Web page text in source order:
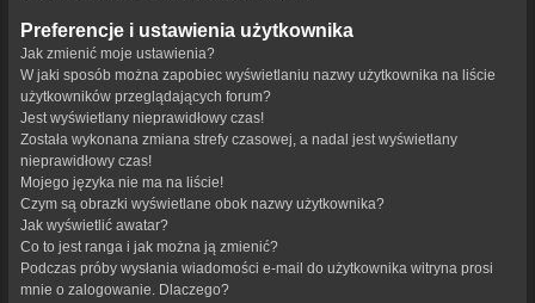
Preferencje i ustawienia użytkownika
Jak zmienić moje ustawienia?
W jaki sposób można zapobiec wyświetlaniu nazwy użytkownika na liście
użytkowników przeglądających forum?
Jest wyświetlany nieprawidłowy czas!
Została wykonana zmiana strefy czasowej, a nadal jest wyświetlany
nieprawidłowy czas!
Mojego języka nie ma na liście!
Czym są obrazki wyświetlane obok nazwy użytkownika?
Jak wyświetlić awatar?
Co to jest ranga i jak można ją zmienić?
Podczas próby wysłania wiadomości e-mail do użytkownika witryna prosi
mnie o zalogowanie. Dlaczego?